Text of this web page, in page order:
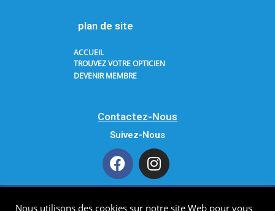
plan de site
ACCUEIL
TROUVEZ VOTRE OPTICIEN
DEVENIR MEMBRE
Contactez-Nous
Suivez-Nous
Nous utilisons des cookies sur notre site Web pour vous